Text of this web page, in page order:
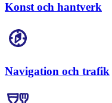
Konst och hantverk
Navigation och trafik